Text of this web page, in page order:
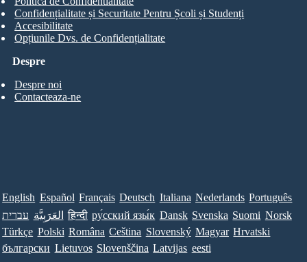
Despre
Despre noi
Contacteaza-ne
Confidențialitate și Securitate Pentru Școli și Studenți
Accesibilitate
Opțiunile Dvs. de Confidențialitate
English Español Français Deutsch Italiana Nederlands Português
עברית العَرَبِيَّة हिन्दी ру́сский язы́к Dansk Svenska Suomi Norsk
Türkçe Polski Româna Ceština Slovenský Magyar Hrvatski
български Lietuvos Slovenščina Latvijas eesti